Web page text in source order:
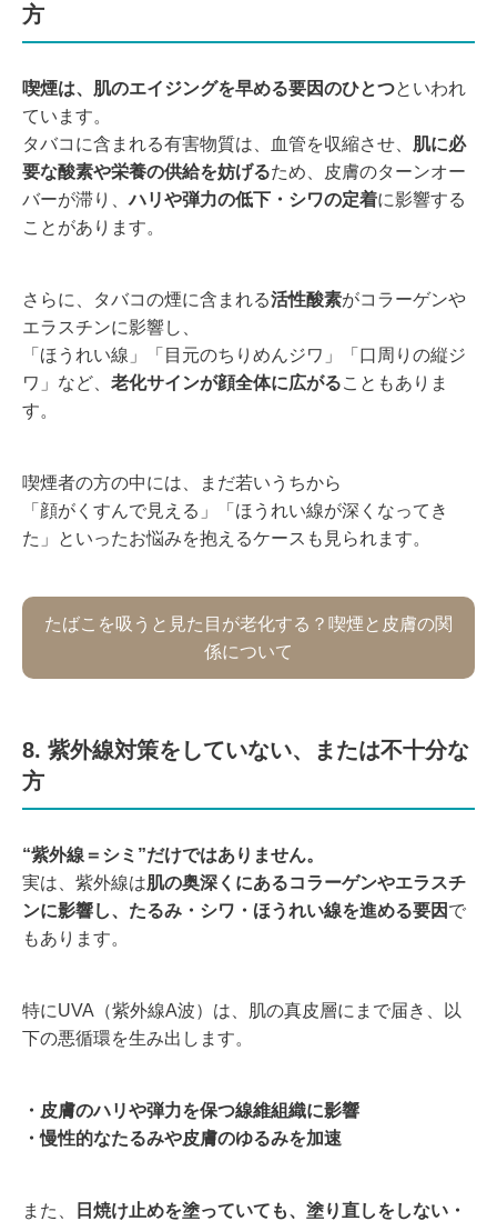
方
喫煙は、肌のエイジングを早める要因のひとつといわれ
ています。
タバコに含まれる有害物質は、血管を収縮させ、 肌に必
要な酸素や栄養の供給を妨げるため、皮膚のターンオー
バーが滞り、ハリや弾力の低下・シワの定着に影響する
ことがあります。
さらに、タバコの煙に含まれる活性酸素がコラーゲンや
エラスチンに影響し、
「ほうれい線」「目元のちりめんジワ」「口周りの縦ジ
ワ」など、 老化サインが顔全体に広がることもありま
す。
喫煙者の方の中には、まだ若いうちから
「顔がくすんで見える」「ほうれい線が深くなってき
た」といったお悩みを抱えるケースも見られます。
たばこを吸うと見た目が老化する？喫煙と皮膚の関
係について
8. 紫外線対策をしていない、または不十分な
方
“紫外線＝シミ”だけではありません。
実は、紫外線は肌の奥深くにあるコラーゲンやエラスチ
ンに影響し、たるみ・シワ・ほうれい線を進める要因 で
もあります。
特にUVA（紫外線A波）は、肌の真皮層にまで届き、以
下の悪循環を生み出します。
・皮膚のハリや弾力を保つ線維組織に影響
・慢性的なたるみや皮膚のゆるみを加速
また、
日焼け止めを塗っていても、塗り直しをしない・